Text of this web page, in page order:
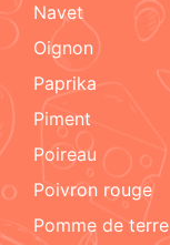
navet
oignon
paprika
piment
poireau
poivron rouge
pomme de terre